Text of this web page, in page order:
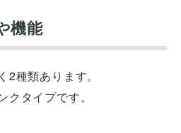
機能
種類あります。
クタイプです。